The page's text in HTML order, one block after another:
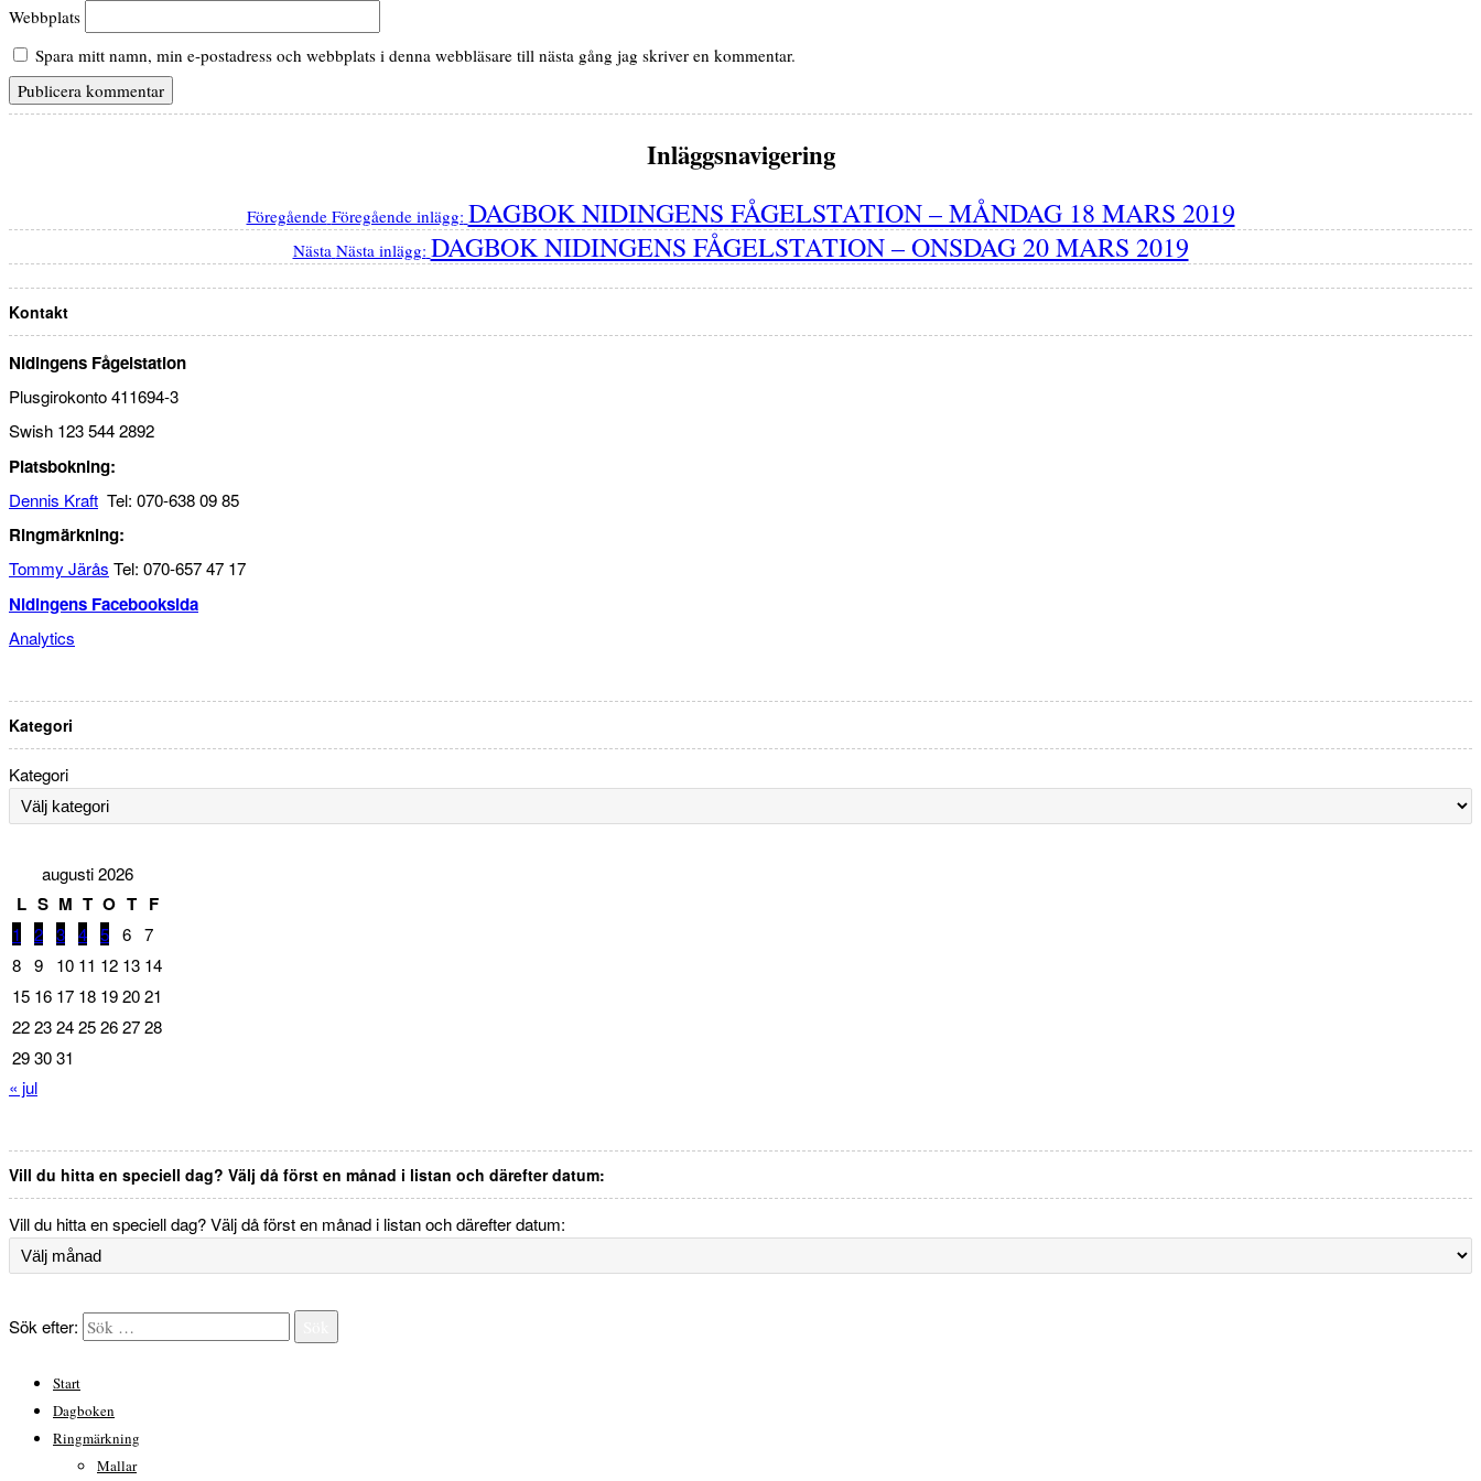
Webbplats
Spara mitt namn, min e-postadress och webbplats i denna webbläsare till nästa gång jag skriver en kommentar.
Inläggsnavigering
Föregående Föregående inlägg: DAGBOK NIDINGENS FÅGELSTATION – MÅNDAG 18 MARS 2019
Nästa Nästa inlägg: DAGBOK NIDINGENS FÅGELSTATION – ONSDAG 20 MARS 2019
Kontakt
Nidingens Fågelstation
Plusgirokonto 411694-3
Swish 123 544 2892
Platsbokning:
Dennis Kraft Tel: 070-638 09 85
Ringmärkning:
Tommy Järås Tel: 070-657 47 17
Nidingens Facebooksida
Analytics
Kategori
Kategori
augusti 2026
L S M T O T F
1 2 3 4 5 6 7
8 9 10 11 12 13 14
15 16 17 18 192021
22232425262728
293031
« jul
Vill du hitta en speciell dag? Välj då först en månad i listan och därefter datum:
Vill du hitta en speciell dag? Välj då först en månad i listan och därefter datum:
Sök efter:
Start
Dagboken
Ringmärkning
Mallar